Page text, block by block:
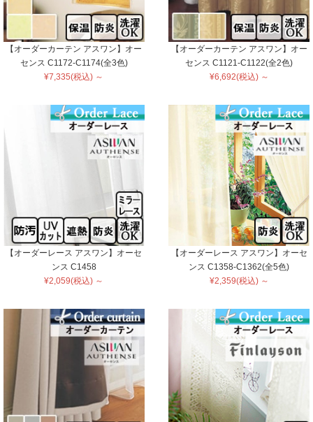
【オーダーカーテン アスワン】オー
センス C1172-C1174(全3色)
¥7,335(税込) ～
【オーダーカーテン アスワン】オー
センス C1121-C1122(全2色)
¥6,692(税込) ～
【オーダーレース アスワン】オーセ
ンス C1458
¥2,059(税込) ～
【オーダーレース アスワン】オーセ
ンス C1358-C1362(全5色)
¥2,359(税込) ～